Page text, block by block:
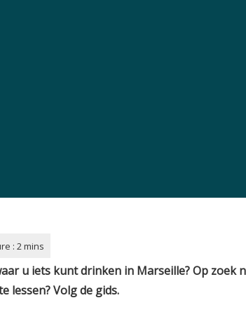
u iets kunt drinken in Marseille? Op zoek
lessen? Volg de gids.